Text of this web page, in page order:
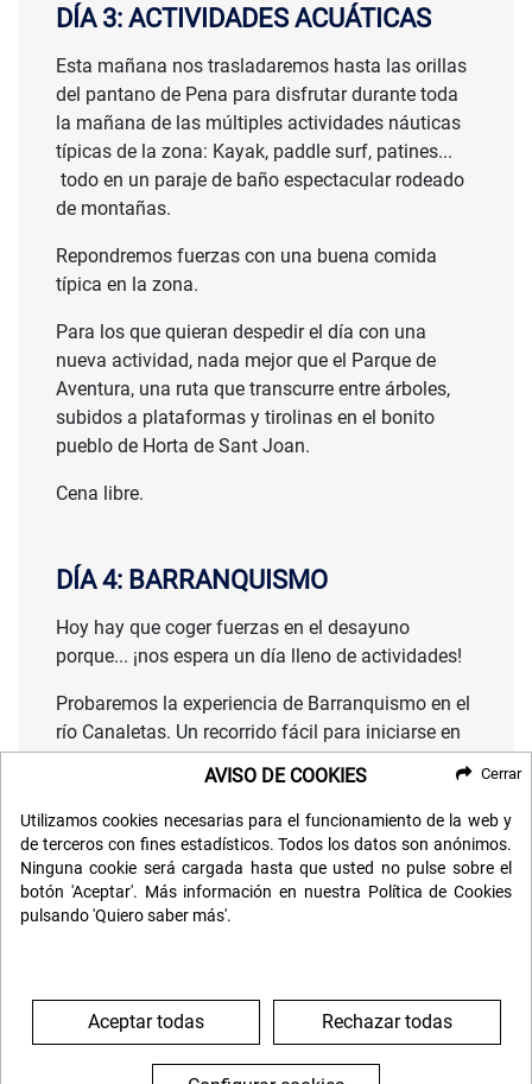
DÍA 3: ACTIVIDADES ACUÁTICAS
Esta mañana nos trasladaremos hasta las orillas
del pantano de Pena para disfrutar durante toda
la mañana de las múltiples actividades náuticas
típicas de la zona: Kayak, paddle surf, patines...
todo en un paraje de baño espectacular rodeado
de montañas.
Repondremos fuerzas con una buena comida
típica en la zona.
Para los que quieran despedir el día con una
nueva actividad, nada mejor que el Parque de
Aventura, una ruta que transcurre entre árboles,
subidos a plataformas y tirolinas en el bonito
pueblo de Horta de Sant Joan.
Cena libre.
DÍA 4: BARRANQUISMO
Hoy hay que coger fuerzas en el desayuno
porque... ¡nos espera un día lleno de actividades!
Probaremos la experiencia de Barranquismo en el
río Canaletas. Un recorrido fácil para iniciarse en
casco, neopreno y todo lo necesario para que
disfrutes de esta excitante aventura.
Comida en típica por la zona.
Tarde con actividades opcionales o para
DÍA 5: SENDERISMO EN EL
AVISO DE COOKIES
Utilizamos cookies necesarias para el funcionamiento de la web y
de terceros con fines estadísticos. Todos los datos son anónimos.
Ninguna cookie será cargada hasta que usted no pulse sobre el
botón 'Aceptar'. Más información en nuestra Política de Cookies
pulsando 'Quiero saber más'.
Aceptar todas Rechazar todas
Cerrar